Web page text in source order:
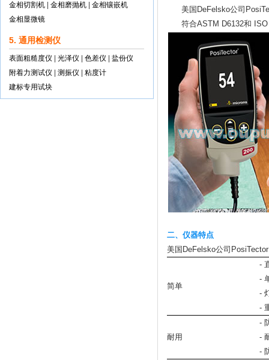
金相切割机 金相磨抛机
金相镶嵌机
金相显微镜
5. 通用检测仪
表面粗糙度仪 光泽仪 色差仪
盐份仪
附着力测试仪
测振仪
粘度计
建标专用试块
美国DeFelsko公司
符合ASTM D6132和 ISO
二、仪器特点
美国DeFelsko公司
简单
-
-
-
-
耐用
-
-
-